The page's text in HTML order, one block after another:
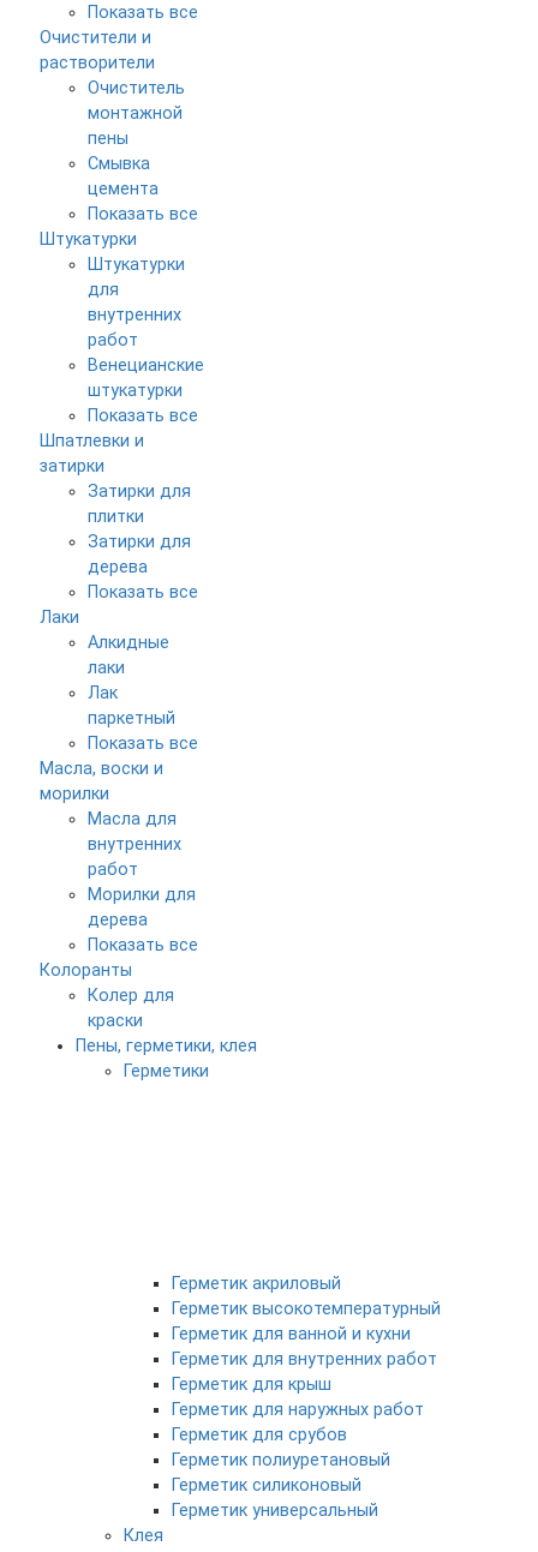
Показать все
Очистители и
растворители
Очиститель
монтажной
пены
Смывка
цемента
Показать все
Штукатурки
Штукатурки
для
внутренних
работ
Венецианские
штукатурки
Показать все
Шпатлевки и
затирки
Затирки для
плитки
Затирки для
дерева
Показать все
Лаки
Алкидные
лаки
Лак
паркетный
Показать все
Масла, воски и
морилки
Масла для
внутренних
работ
Морилки для
дерева
Показать все
Колоранты
Колер для
краски
Пены, герметики, клея
Герметики
Герметик акриловый
Герметик высокотемпературный
Герметик для ванной и кухни
Герметик для внутренних работ
Герметик для крыш
Герметик для наружных работ
Герметик для срубов
Герметик полиуретановый
Герметик силиконовый
Герметик универсальный
Клея